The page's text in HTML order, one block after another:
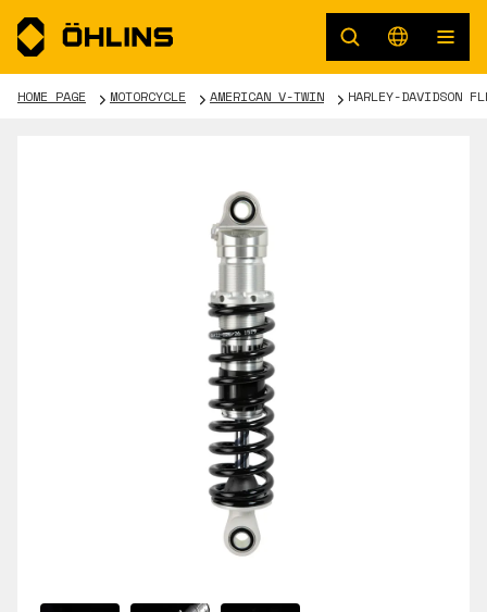
HOME PAGE MOTORCYCLE AMERICAN V-TWIN HARLEY-DAVIDSON